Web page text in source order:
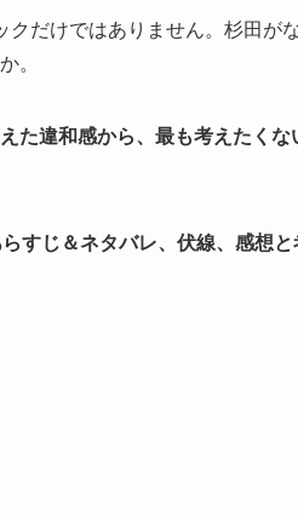
だけではありません。杉田が
。
た違和感から、最も考えたくな
すじ＆ネタバレ、伏線、感想と